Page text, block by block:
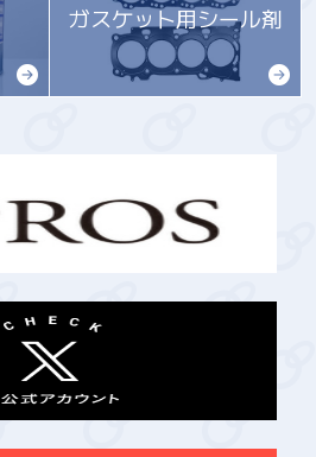
ガスケット用シール剤